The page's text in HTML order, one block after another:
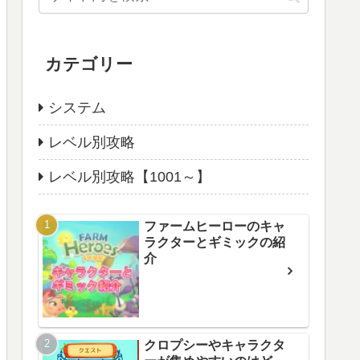
カテゴリー
システム
レベル別攻略
レベル別攻略【1001～】
ファームヒーローのキャ
ラクターとギミックの紹
介
クロプシーやキャラクタ